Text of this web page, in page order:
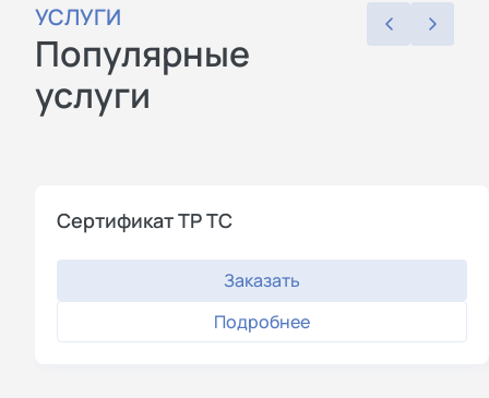
УСЛУГИ
Популярные
услуги
Сертификат ТР ТС
Заказать
Подробнее